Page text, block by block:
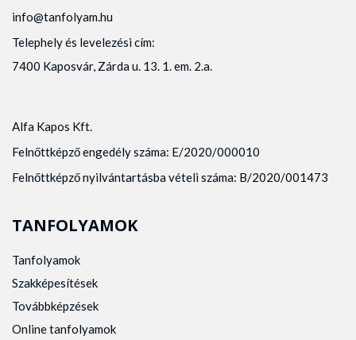
info@tanfolyam.hu
Telephely és levelezési cím:
7400 Kaposvár, Zárda u. 13. 1. em. 2.a.
Alfa Kapos Kft.
Felnőttképző engedély száma: E/2020/000010
Felnőttképző nyilvántartásba vételi száma: B/2020/001473
TANFOLYAMOK
Tanfolyamok
Szakképesítések
Továbbképzések
Online tanfolyamok